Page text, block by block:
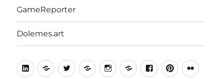
GameReporter
Dolemes.art
LinkedIn
LattesTwitterMediumInstagram
BehanceFacebook
PinterestFlickr